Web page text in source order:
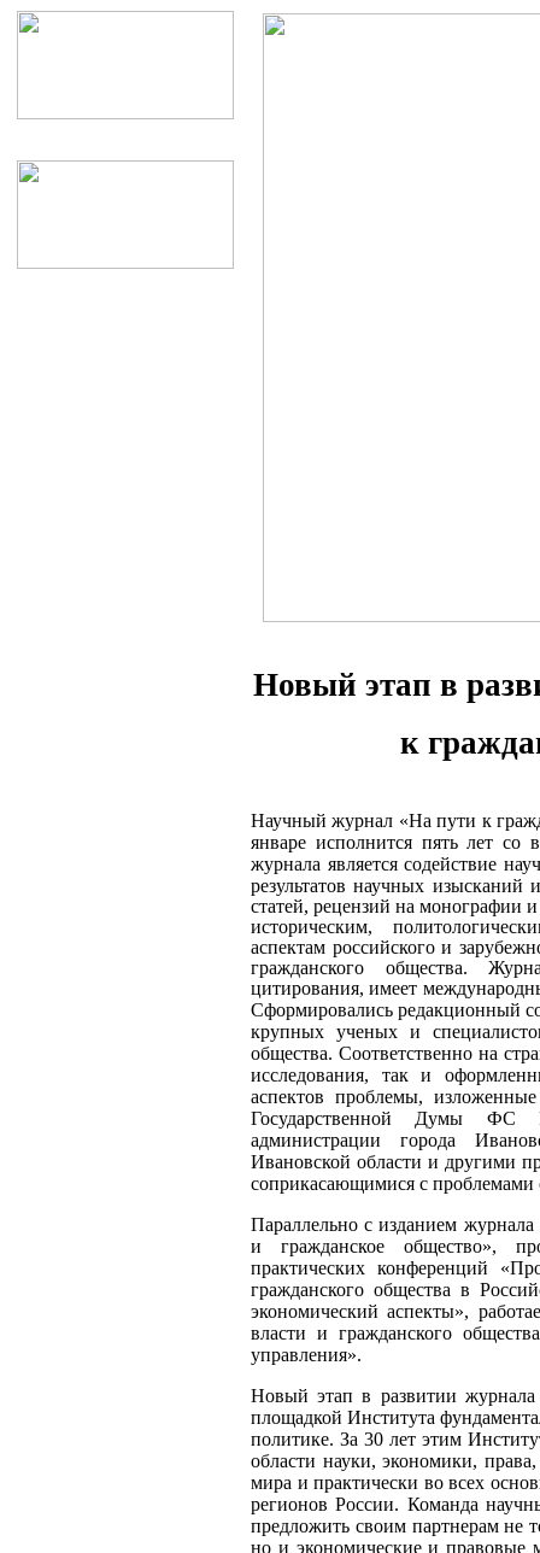
Новый этап в
к
Научный журнал «На пути к
январе исполнится пять лет со
журнала являетсясодействие
результатов научных
статей, рецензий на монографии
историческим,
аспектам российского и
гражданского общества.
цитирования, имеет
Сформировались редакционный
крупных ученых и
общества. Соответственно на
исследования, так и
аспектов проблемы,
Государственной Думы ФС
администрации города
Ивановской области и другими
соприкасающимися с проблемами
Параллельно с изданием
и гражданское общество»,
практических конференций
гражданского общества в
экономический аспекты»,
власти и гражданского
управления».
Новый этап в развитии журнала
площадкой Института
политике. За 30 лет этим
области науки, экономики,
мира и практически во всех
регионов России. Команда
предложить своим партнерам не
но и экономические и правовые